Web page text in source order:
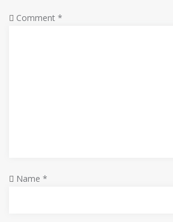
Comment *
Name *